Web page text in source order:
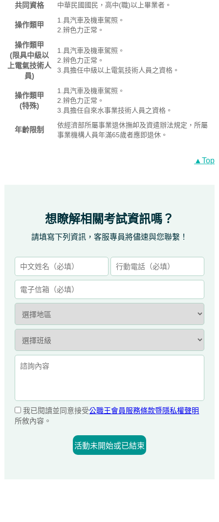
共同資格 中華民國國民，高中(職)以上畢業者。
操作類甲
1.具汽車及機車駕照。
2.辨色力正常。
操作類甲
(限具中級以
上電氣技術人
員)
1.具汽車及機車駕照。
2.辨色力正常。
3.具擔任中級以上電氣技術人員之資格。
操作類甲
(特殊)
1.具汽車及機車駕照。
2.辨色力正常。
3.具擔任自來水事業技術人員之資格。
年齡限制
依經濟部所屬事業退休撫卹及資遣辦法規定，所屬
事業機構人員年滿65歲者應即退休。
▲Top
想瞭解相關考試資訊嗎？
請填寫下列資訊，客服專員將儘速與您聯繫！
我已閱讀並同意接受公職王會員服務條款暨隱私權聲明
所敘內容。
活動未開始或已結束